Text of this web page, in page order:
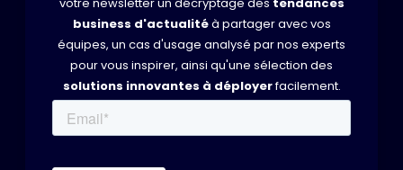
business d'actualitéà partager avec vos
équipes, un cas d'usage analysé par nos experts
pour vous inspirer, ainsi qu'une sélection des
solutions innovantes à déployerfacilement.